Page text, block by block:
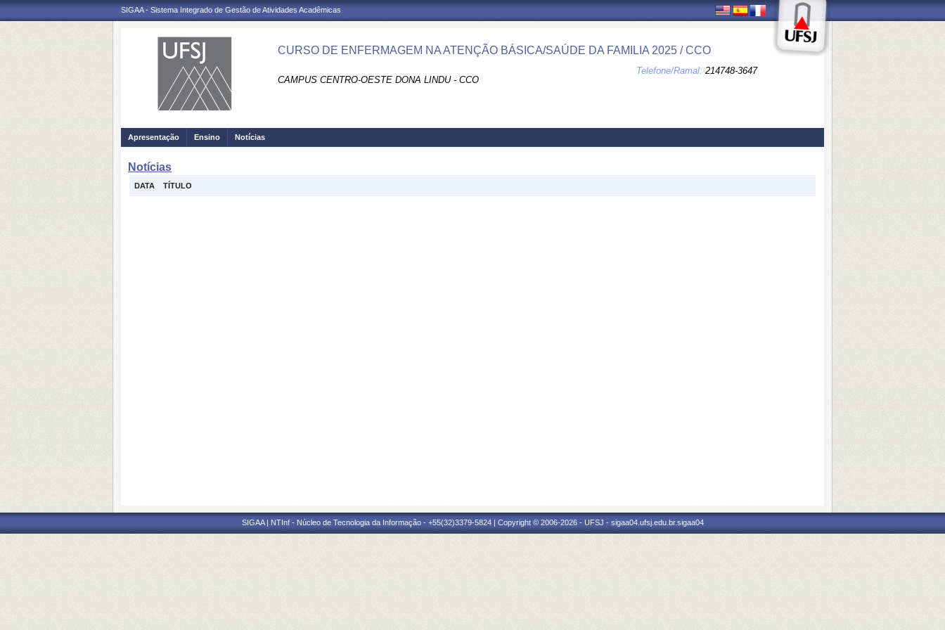
SIGAA - Sistema Integrado de Gestão de Atividades Acadêmicas
CURSO DE ENFERMAGEM NA ATENÇÃO BÁSICA/SAÚDE DA FAMILIA 2025 / CCO
CAMPUS CENTRO-OESTE DONA LINDU - CCO
Telefone/Ramal: 214748-3647
Apresentação Ensino Notícias
Notícias
DATA TÍTULO
SIGAA | NTInf - Núcleo de Tecnologia da Informação - +55(32)3379-5824 | Copyright © 2006-2026 - UFSJ - sigaa04.ufsj.edu.br.sigaa04